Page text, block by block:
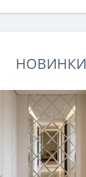
НОВИНКИ